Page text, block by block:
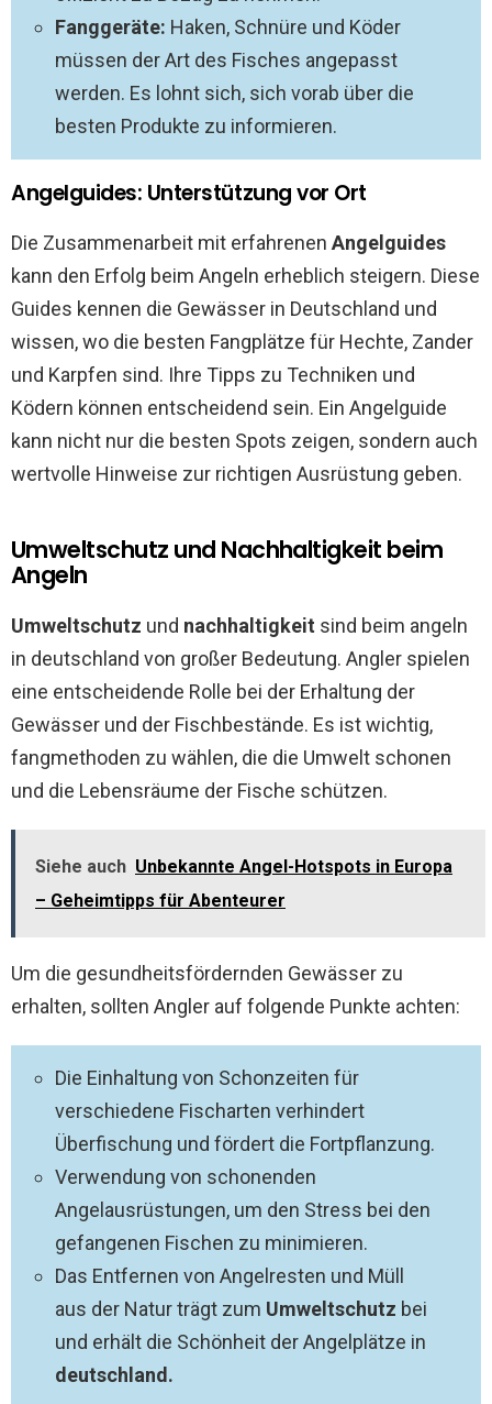
Fanggeräte: Haken, Schnüre und Köder
müssen der Art des Fisches angepasst
werden. Es lohnt sich, sich vorab über die
besten Produkte zu informieren.
Angelguides: Unterstützung vor Ort
Die Zusammenarbeit mit erfahrenen Angelguides
kann den Erfolg beim Angeln erheblich steigern. Diese
Guides kennen die Gewässer in Deutschland und
wissen, wo die besten Fangplätze für Hechte, Zander
und Karpfen sind. Ihre Tipps zu Techniken und
Ködern können entscheidend sein. Ein Angelguide
kann nicht nur die besten Spots zeigen, sondern auch
wertvolle Hinweise zur richtigen Ausrüstung geben.
Umweltschutz und Nachhaltigkeit beim
Angeln
Umweltschutz und nachhaltigkeit sind beim angeln
in deutschland von großer Bedeutung. Angler spielen
eine entscheidende Rolle bei der Erhaltung der
Gewässer und der Fischbestände. Es ist wichtig,
fangmethoden zu wählen, die die Umwelt schonen
und die Lebensräume der Fische schützen.
Siehe auch Unbekannte Angel-Hotspots in Europa
– Geheimtipps für Abenteurer
Um die gesundheitsfördernden Gewässer zu
erhalten, sollten Angler auf folgende Punkte achten:
Die Einhaltung von Schonzeiten für
verschiedene Fischarten verhindert
Überfischung und fördert die Fortpflanzung.
Verwendung von schonenden
Angelausrüstungen, um den Stress bei den
gefangenen Fischen zu minimieren.
Das Entfernen von Angelresten und Müll
aus der Natur trägt zum Umweltschutz bei
und erhält die Schönheit der Angelplätze in
deutschland.